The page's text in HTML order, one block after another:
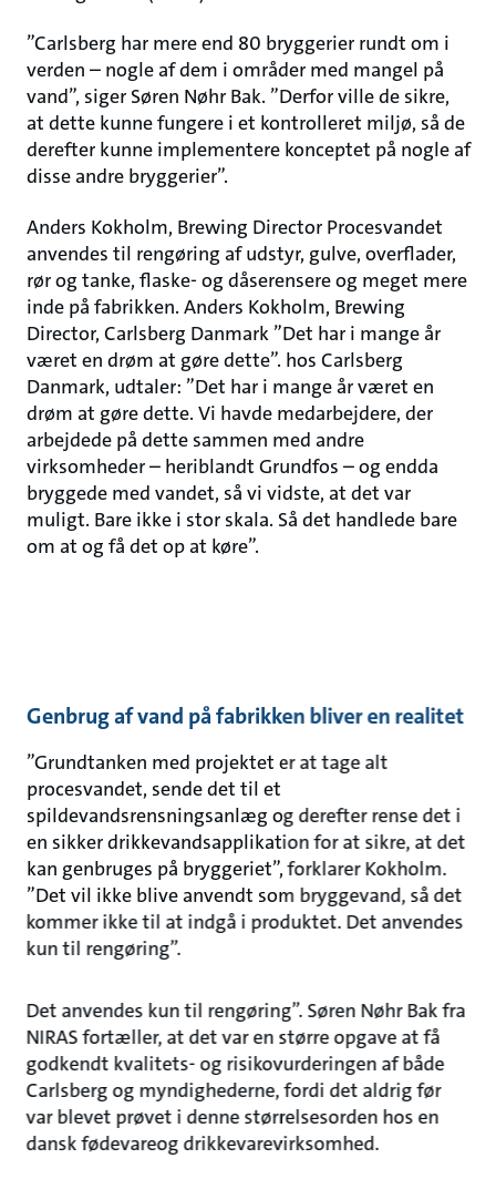
”Carlsberg har mere end 80 bryggerier rundt om i
verden – nogle af dem i områder med mangel på
vand”, siger Søren Nøhr Bak. ”Derfor ville de sikre,
at dette kunne fungere i et kontrolleret miljø, så de
derefter kunne implementere konceptet på nogle af
disse andre bryggerier”.
Anders Kokholm, Brewing Director Procesvandet
anvendes til rengøring af udstyr, gulve, overflader,
rør og tanke, flaske- og dåserensere og meget mere
inde på fabrikken. Anders Kokholm, Brewing
Director, Carlsberg Danmark ”Det har i mange år
været en drøm at gøre dette”. hos Carlsberg
Danmark, udtaler: ”Det har i mange år været en
drøm at gøre dette. Vi havde medarbejdere, der
arbejdede på dette sammen med andre
virksomheder – heriblandt Grundfos – og endda
bryggede med vandet, så vi vidste, at det var
muligt. Bare ikke i stor skala. Så det handlede bare
om at og få det op at køre”.
Genbrug af vand på fabrikken bliver en realitet
”Grundtanken med projektet er at tage alt
procesvandet, sende det til et
spildevandsrensningsanlæg og derefter rense det i
en sikker drikkevandsapplikation for at sikre, at det
kan genbruges på bryggeriet”, forklarer Kokholm.
”Det vil ikke blive anvendt som bryggevand, så det
kommer ikke til at indgå i produktet. Det anvendes
kun til rengøring”.
Det anvendes kun til rengøring”. Søren Nøhr Bak fra
NIRAS fortæller, at det var en større opgave at få
godkendt kvalitets- og risikovurderingen af både
Carlsberg og myndighederne, fordi det aldrig før
var blevet prøvet i denne størrelsesorden hos en
dansk fødevareog drikkevarevirksomhed.